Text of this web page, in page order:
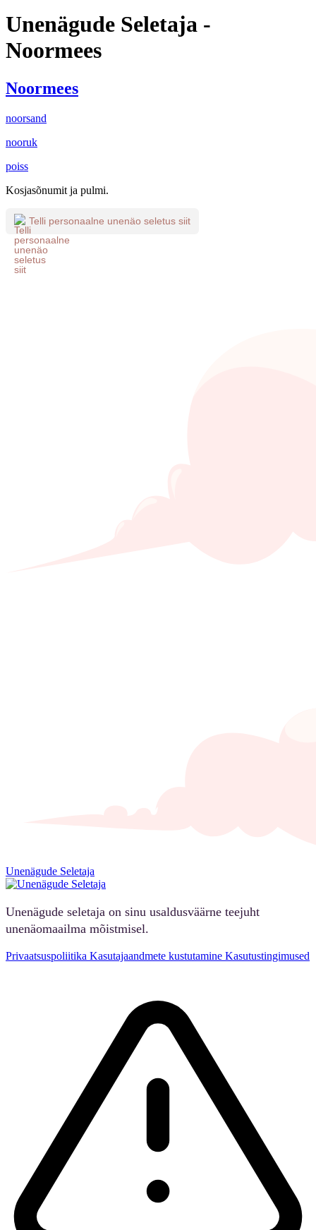
Unenägude Seletaja -
Noormees
Noormees
noorsand
nooruk
poiss
Kosjasõnumit ja pulmi.
Telli personaalne unenäo seletus siit
Unenägude Seletaja
Unenägude seletaja on sinu usaldusväärne teejuht
unenäomaailma mõistmisel.
Privaatsuspoliitika Kasutajaandmete kustutamine Kasutustingimused